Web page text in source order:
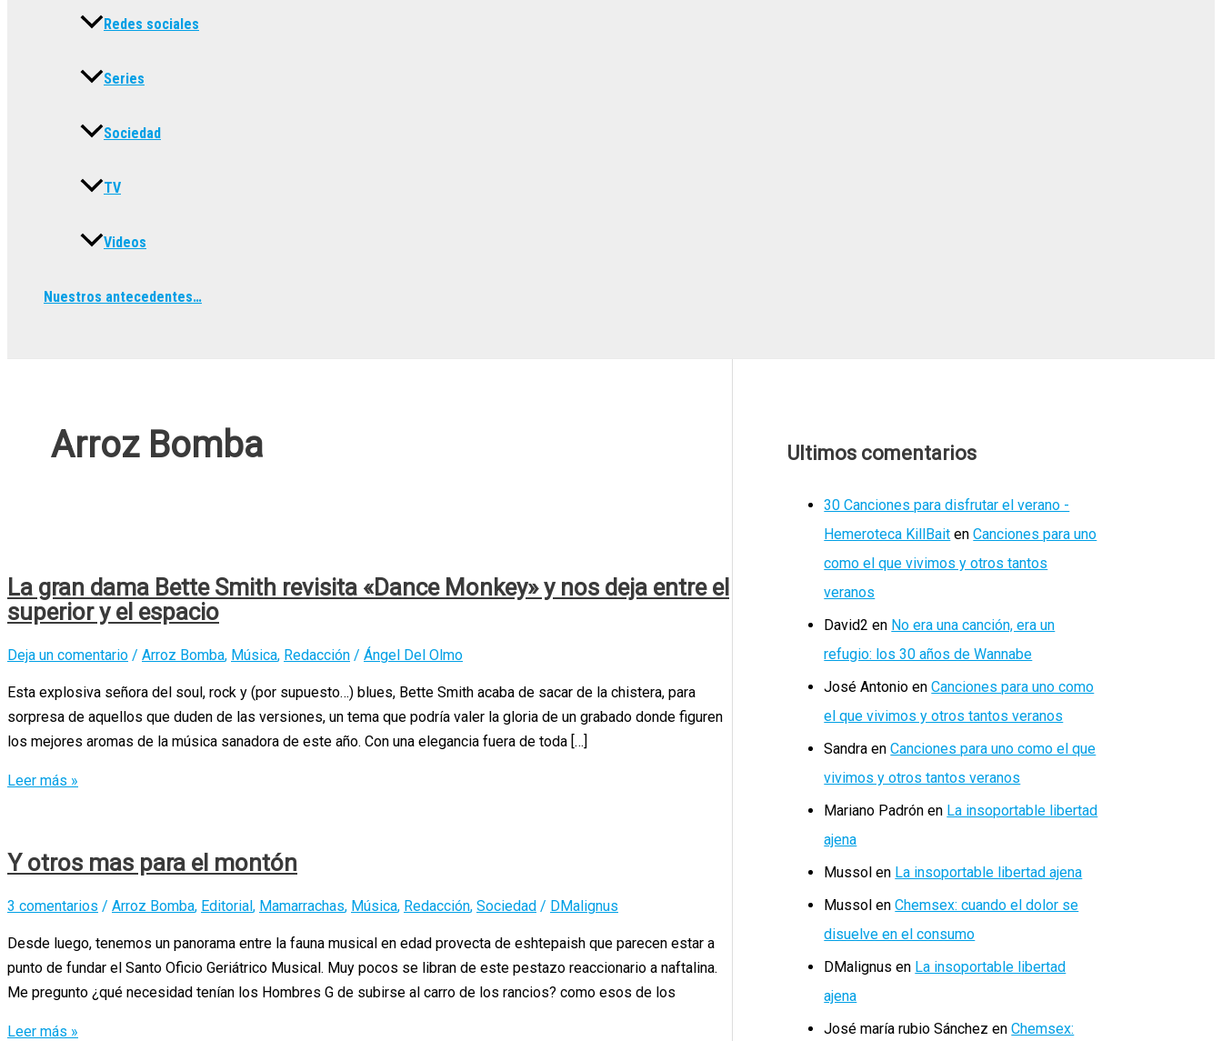
Redes sociales
Series
Sociedad
TV
Videos
Nuestros antecedentes…
Arroz Bomba
La gran dama Bette Smith revisita «Dance Monkey» y nos deja entre el
superior y el espacio
Deja un comentario / Arroz Bomba, Música, Redacción / Ángel Del Olmo
Esta explosiva señora del soul, rock y (por supuesto…) blues, Bette Smith acaba de sacar de la chistera, para
sorpresa de aquellos que duden de las versiones, un tema que podría valer la gloria de un grabado donde figuren
los mejores aromas de la música sanadora de este año. Con una elegancia fuera de toda […]
La
Bette
Smith
revisita
Monkey»
y
nos
deja
Leer más »
Y otros mas para el montón
3 comentarios / Arroz Bomba, Editorial, Mamarrachas, Música, Redacción, Sociedad / DMalignus
Desde luego, tenemos un panorama entre la fauna musical en edad provecta de eshtepaish que parecen estar a
punto de fundar el Santo Oficio Geriátrico Musical. Muy pocos se libran de este pestazo reaccionario a naftalina.
Me pregunto ¿qué necesidad tenían los Hombres G de subirse al carro de los rancios? como esos de los
YLeer más »
Ultimos comentarios
30 Canciones para disfrutar el verano -
Hemeroteca KillBait enCanciones para uno
como el que vivimos y otros tantos
veranos
David2 en No era una canción, era un
refugio: los 30 años de Wannabe
José Antonio enCanciones para uno como
el que vivimos y otros tantos veranos
Sandra enCanciones para uno como el que
vivimos y otros tantos veranos
Mariano Padrón en La insoportable libertad
ajena
Mussol en La insoportable libertad ajena
Mussol enChemsex: cuando el dolor se
disuelve en el consumo
DMalignus en La insoportable libertad
ajena
José maría rubio Sánchez enChemsex: